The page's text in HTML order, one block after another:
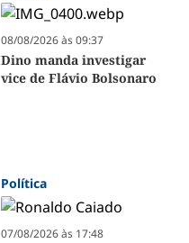
08/08/2026 às 09:37
Dino manda investigar
vice de Flávio Bolsonaro
Política
07/08/2026 às 17:48